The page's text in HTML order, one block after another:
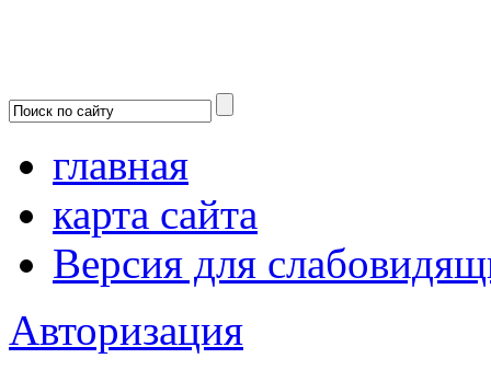
главная
карта сайта
Версия для
Авторизация